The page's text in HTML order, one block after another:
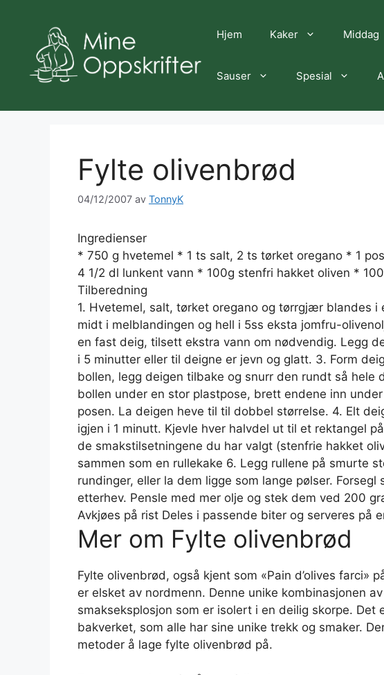
Hjem Kaker Middag
Sauser Spesial
Fylte olivenbrød
04/12/2007 av TonnyK
Ingredienser
* 750 g hvetemel * 1 ts salt, 2 ts tørket oregano * 1
4 1/2 dl lunkent vann * 100g stenfri hakket oliven *
Tilberedning
1. Hvetemel, salt, tørket oregano og tørrgjær blandes i
midt i melblandingen og hell i 5ss eksta jomfru-
en fast deig, tilsett ekstra vann om nødvendig. Legg
i 5 minutter eller til deigne er jevn og glatt. 3. Form
bollen, legg deigen tilbake og snurr den rundt så hele
bollen under en stor plastpose, brett endene inn
posen. La deigen heve til til dobbel størrelse. 4. Elt
igjen i 1 minutt. Kjevle hver halvdel ut til et rektangel
de smakstilsetningene du har valgt (stenfrie hakket
sammen som en rullekake 6. Legg rullene på smurte
rundinger, eller la dem ligge som lange pølser.
etterhev. Pensle med mer olje og stek dem ved 200
Avkjøes på rist Deles i passende biter og serveres på
Mer om Fylte olivenbrød
Fylte olivenbrød, også kjent som «Pain d’olives farci»
er elsket av nordmenn. Denne unike kombinasjonen
smakseksplosjon som er isolert i en deilig skorpe. Det
bakverket, som alle har sine unike trekk og smaker.
metoder å lage fylte olivenbrød på.